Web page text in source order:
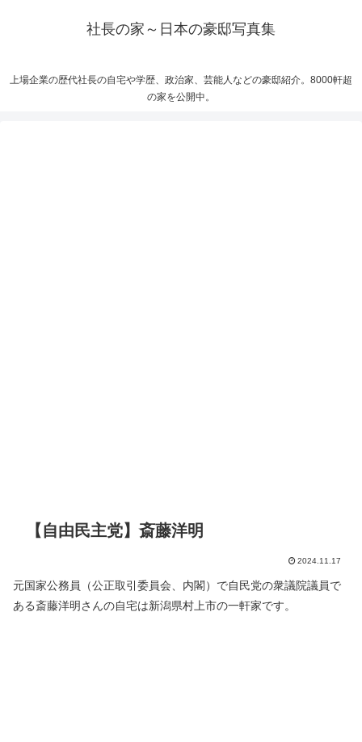
社長の家～日本の豪邸写真集
上場企業の歴代社長の自宅や学歴、政治家、芸能人などの豪邸紹介。8000軒超
の家を公開中。
【自由民主党】斎藤洋明
2024.11.17
元国家公務員（公正取引委員会、内閣）で自民党の衆議院議員で
ある斎藤洋明さんの自宅は新潟県村上市の一軒家です。